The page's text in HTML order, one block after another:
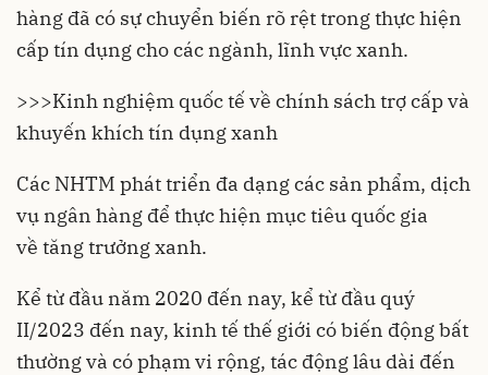
hàng đã có sự chuyển biến rõ rệt trong thực hiện
cấp tín dụng cho các ngành, lĩnh vực xanh.
>>>Kinh nghiệm quốc tế về chính sách trợ cấp và
khuyến khích tín dụng xanh
Các NHTM phát triển đa dạng các sản phẩm, dịch
vụ ngân hàng để thực hiện mục tiêu quốc gia
về tăng trưởng xanh.
Kể từ đầu năm 2020 đến nay, kể từ đầu quý
II/2023 đến nay, kinh tế thế giới có biến động bất
thường và có phạm vi rộng, tác động lâu dài đến